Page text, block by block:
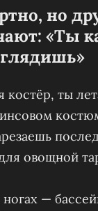
но
«Ты
костёр, ты
овощной
ногах —